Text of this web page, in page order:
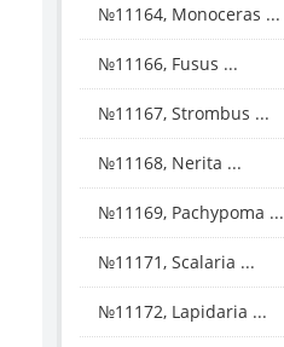
№11164, Monoceras ...
№11166, Fusus ...
№11167, Strombus ...
№11168, Nerita ...
№11169, Pachypoma ...
№11171, Scalaria ...
№11172, Lapidaria ...